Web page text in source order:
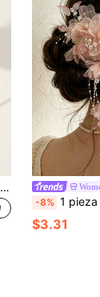
1 pieza Diadema con flor de rosa 3D realista, adecuada para actuaciones, fiestas, bailes y diversas ocasiones festivas
-8% 1 pieza Clip para el cabello de mujer, elegante clip para el
$3.31